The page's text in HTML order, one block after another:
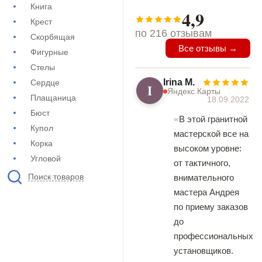
Книга
Крест
Скорбящая
Фигурные
Стелы
Сердце
Плащаница
Бюст
Купол
Корка
Угловой
Поиск товаров
4,9
по 216 отзывам
Все отзывы →
I Irina M.
Яндекс.Карты
18.09.2022
В этой гранитной
мастерской все на
высоком уровне:
от тактичного,
внимательного
мастера Андрея
по приему заказов
до
профессиональных
установщиков.